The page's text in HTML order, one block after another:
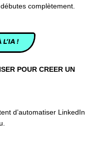
complètement.
L’IA !
POUR CREER UN
d’automatiser LinkedIn